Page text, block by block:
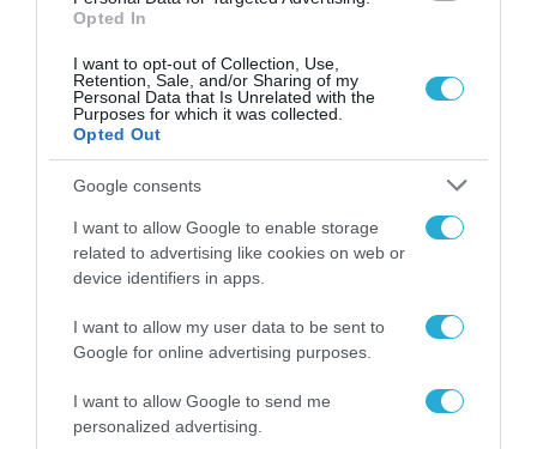
Opted In
I want to opt-out of Collection, Use,
Retention, Sale, and/or Sharing of my
Personal Data that Is Unrelated with the
Purposes for which it was collected.
Opted Out
Google consents
I want to allow Google to enable storage
related to advertising like cookies on web or
device identifiers in apps.
I want to allow my user data to be sent to
Google for online advertising purposes.
I want to allow Google to send me
personalized advertising.
του ιατρικού φακέλου, είναι ένα παραπάνω:
χέρια των γιατρών, αλλά και στα χέρια των
πολιτών που τους αφορούν – δηλαδή ο
καθένας από εμάς να έχει πρόσβαση στα
δεδομένα του που τον αφορούν, να έχει την
ιδιοκτησία, εντέλει, των δεδομένων του.
Ετοιμάζουμε για αυτό μια εφαρμογή που θα
Αυτό θα αποτελέσει το πρόπλασμα του
Ιατρικού Φακέλου, και θα εμπλουτιστεί
περαιτέρω με τα στοιχεία των